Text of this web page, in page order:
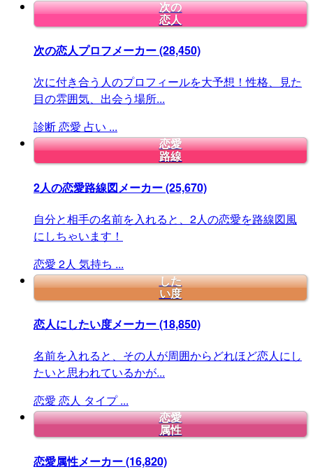
次の
恋人
次の恋人プロフメーカー(28,450)
次に付き合う人のプロフィールを大予想！性格、見た
目の雰囲気、出会う場所...
診断恋愛 占い ...
恋愛
路線
2人の恋愛路線図メーカー(25,670)
自分と相手の名前を入れると、2人の恋愛を路線図風
にしちゃいます！
恋愛 2人 気持ち ...
した
い度
恋人にしたい度メーカー(18,850)
名前を入れると、その人が周囲からどれほど恋人にし
たいと思われているかが...
恋愛 恋人 タイプ ...
恋愛
属性
恋愛属性メーカー(16,820)